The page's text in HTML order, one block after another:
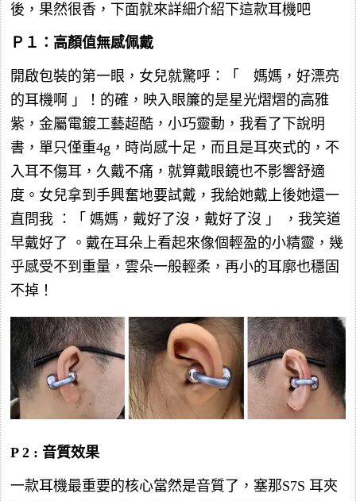
後，果然很香，下面就來詳細介紹下這款耳機吧
Ｐ１：高顏值無感佩戴
開啟包裝的第一眼，女兒就驚呼：「 媽媽，好漂亮
的耳機啊 」！的確，映入眼簾的是星光熠熠的高雅
紫，金屬電鍍工藝超酷，小巧靈動，我看了下說明
書，單只僅重4g，時尚感十足，而且是耳夾式的，不
入耳不傷耳，久戴不痛，就算戴眼鏡也不影響舒適
度。女兒拿到手興奮地要試戴，我給她戴上後她還一
直問我 ：「 媽媽，戴好了沒，戴好了沒 」 ，我笑道
早戴好了 。戴在耳朵上看起來像個輕盈的小精靈，幾
乎感受不到重量，雲朵一般輕柔，再小的耳廓也穩固
不掉！
P 2 : 音質效果
一款耳機最重要的核心當然是音質了，塞那S7S 耳夾